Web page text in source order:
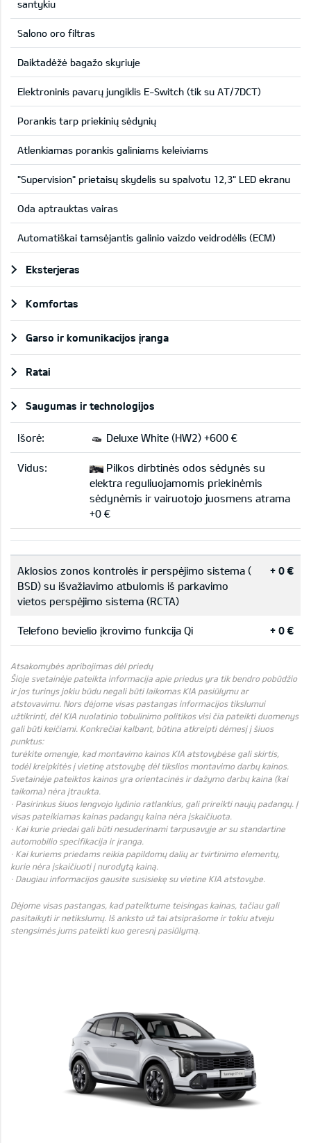
santykiu
Salono oro filtras
Daiktadėžė bagažo skyriuje
Elektroninis pavarų jungiklis E-Switch (tik su AT/7DCT)
Porankis tarp priekinių sėdynių
Atlenkiamas porankis galiniams keleiviams
"Supervision" prietaisų skydelis su spalvotu 12,3" LED ekranu
Oda aptrauktas vairas
Automatiškai tamsėjantis galinio vaizdo veidrodėlis (ECM)
Eksterjeras
Komfortas
Garso ir komunikacijos įranga
Ratai
Saugumas ir technologijos
Išorė: Deluxe White (HW2) +600 €
Vidus:
Pilkos dirbtinės odos sėdynės su
elektra reguliuojamomis priekinėmis
sėdynėmis ir vairuotojo juosmens atrama
+0 €
Aklosios zonos kontrolės ir perspėjimo sistema (
BSD) su išvažiavimo atbulomis iš parkavimo
vietos perspėjimo sistema (RCTA)
+ 0 €
Telefono bevielio įkrovimo funkcija Qi + 0 €
Atsakomybės apribojimas dėl priedų
Šioje svetainėje pateikta informacija apie priedus yra tik bendro pobūdžio
ir jos turinys jokiu būdu negali būti laikomas KIA pasiūlymu ar
atstovavimu. Nors dėjome visas pastangas informacijos tikslumui
užtikrinti, dėl KIA nuolatinio tobulinimo politikos visi čia pateikti duomenys
gali būti keičiami. Konkrečiai kalbant, būtina atkreipti dėmesį į šiuos
punktus:
turėkite omenyje, kad montavimo kainos KIA atstovybėse gali skirtis,
todėl kreipkitės į vietinę atstovybę dėl tikslios montavimo darbų kainos.
Svetainėje pateiktos kainos yra orientacinės ir dažymo darbų kaina (kai
taikoma) nėra įtraukta.
· Pasirinkus šiuos lengvojo lydinio ratlankius, gali prireikti naujų padangų. Į
visas pateikiamas kainas padangų kaina nėra įskaičiuota.
· Kai kurie priedai gali būti nesuderinami tarpusavyje ar su standartine
automobilio specifikacija ir įranga.
· Kai kuriems priedams reikia papildomų dalių ar tvirtinimo elementų,
kurie nėra įskaičiuoti į nurodytą kainą.
· Daugiau informacijos gausite susisiekę su vietine KIA atstovybe.
Dėjome visas pastangas, kad pateiktume teisingas kainas, tačiau gali
pasitaikyti ir netikslumų. Iš anksto už tai atsiprašome ir tokiu atveju
stengsimės jums pateikti kuo geresnį pasiūlymą.